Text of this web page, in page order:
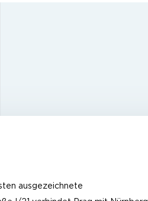
ausgezeichnete